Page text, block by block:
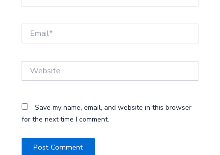
Save my name, email, and website in this browser
for the next time I comment.